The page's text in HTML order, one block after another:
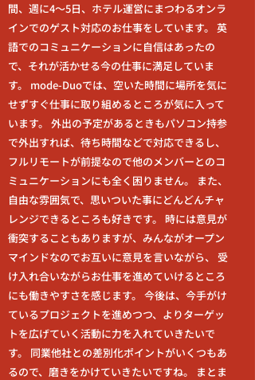
間、週に4～5日、ホテル運営にまつわるオンラ
インでのゲスト対応のお仕事をしています。 英
語でのコミュニケーションに自信はあったの
で、それが活かせる今の仕事に満足していま
す。 mode-Duoでは、空いた時間に場所を気に
せずすぐ仕事に取り組めるところが気に入って
います。 外出の予定があるときもパソコン持参
で外出すれば、待ち時間などで対応できるし、
フルリモートが前提なので他のメンバーとのコ
ミュニケーションにも全く困りません。 また、
自由な雰囲気で、思いついた事にどんどんチャ
レンジできるところも好きです。 時には意見が
衝突することもありますが、みんながオープン
マインドなのでお互いに意見を言いながら、 受
け入れ合いながらお仕事を進めていけるところ
にも働きやすさを感じます。 今後は、今手がけ
ているプロジェクトを進めつつ、よりターゲッ
トを広げていく活動に力を入れていきたいで
す。 同業他社との差別化ポイントがいくつもあ
るので、磨きをかけていきたいですね。 まとま